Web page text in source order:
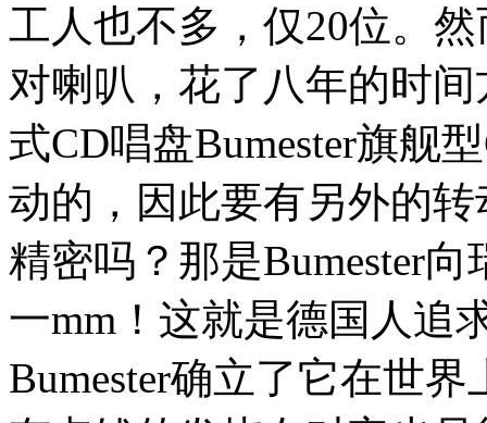
工人也不多，仅20位。
对喇叭，花了八年的时
式CD唱盘Bumester旗舰
动的，因此要有另外的
精密吗？那是Bumester
一mm！这就是德国人追
Bumester确立了它在世界